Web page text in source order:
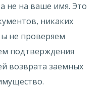
не на ваше имя. Это
никаких
не проверяем
подтверждения
возврата заемных